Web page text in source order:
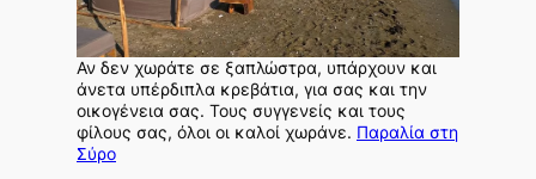
Αν δεν χωράτε σε ξαπλώστρα, υπάρχουν και
άνετα υπέρδιπλα κρεβάτια, για σας και την
οικογένεια σας. Τους συγγενείς και τους
φίλους σας, όλοι οι καλοί χωράνε. Παραλία στη
Σύρο